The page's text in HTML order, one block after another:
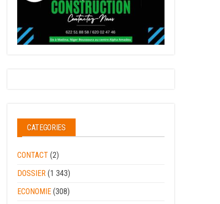
CATEGORIES
CONTACT (2)
DOSSIER (1 343)
ECONOMIE (308)